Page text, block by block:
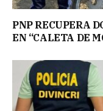
PNP RECUPERA
EN “CALETA DE